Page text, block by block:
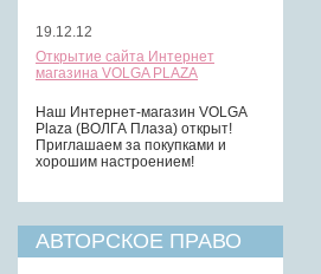
19.12.12
Открытие сайта Интернет
магазина VOLGA PLAZA
Наш Интернет-магазин VOLGA
Plaza (ВОЛГА Плаза) открыт!
Приглашаем за покупками и
хорошим настроением!
АВТОРСКОЕ ПРАВО